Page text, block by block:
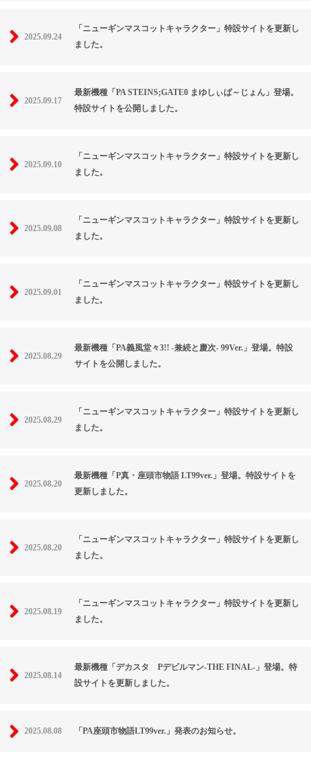
2025.09.24
「ニューギンマスコットキャラクター」特設サイトを更新し
ました。
2025.09.17
最新機種「PA STEINS;GATE0 まゆしぃば～じょん」登場。
特設サイトを公開しました。
2025.09.10
「ニューギンマスコットキャラクター」特設サイトを更新し
ました。
2025.09.08
「ニューギンマスコットキャラクター」特設サイトを更新し
ました。
2025.09.01
「ニューギンマスコットキャラクター」特設サイトを更新し
ました。
2025.08.29
最新機種「PA義風堂々3!! -兼続と慶次- 99Ver.」登場。特設
サイトを公開しました。
2025.08.29
「ニューギンマスコットキャラクター」特設サイトを更新し
ました。
2025.08.20
最新機種「P真・座頭市物語 LT99ver.」登場。特設サイトを
更新しました。
2025.08.20
「ニューギンマスコットキャラクター」特設サイトを更新し
ました。
2025.08.19
「ニューギンマスコットキャラクター」特設サイトを更新し
ました。
2025.08.14
最新機種「デカスタ Pデビルマン-THE FINAL-」登場。特
設サイトを更新しました。
2025.08.08 「PA座頭市物語LT99ver.」発表のお知らせ。